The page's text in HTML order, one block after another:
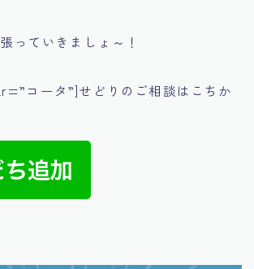
っていきましょ～！
コータ”]せどりのご相談はこちか